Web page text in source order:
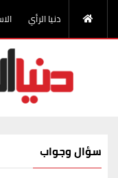
دنيا الرأي
سؤال وجواب